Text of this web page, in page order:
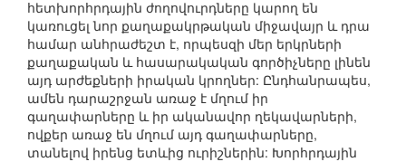
հետխորհրդային ժողովուրդները կարող են
կառուցել նոր քաղաքակրթական միջավայր և դրա
համար անհրաժեշտ է, որպեսզի մեր երկրների
քաղաքական և հասարակական գործիչները լինեն
այդ արժեքների իրական կրողներ: Ընդհանրապես,
ամեն դարաշրջան առաջ է մղում իր
գաղափարները և իր ականավոր ղեկավարների,
ովքեր առաջ են մղում այդ գաղափարները,
տանելով իրենց ետևից ուրիշներին: Խորհրդային